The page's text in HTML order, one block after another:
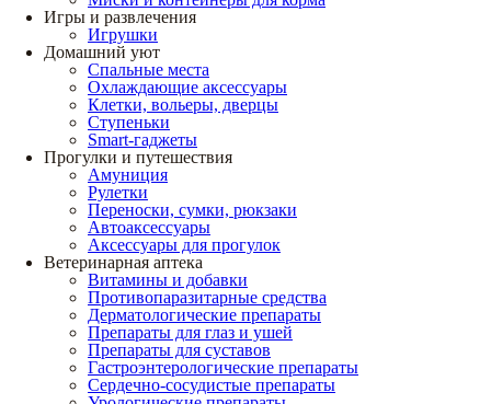
Игры и развлечения
Игрушки
Домашний уют
Спальные места
Охлаждающие аксессуары
Клетки, вольеры, дверцы
Ступеньки
Smart-гаджеты
Прогулки и путешествия
Амуниция
Рулетки
Переноски, сумки, рюкзаки
Автоаксессуары
Аксессуары для прогулок
Ветеринарная аптека
Витамины и добавки
Противопаразитарные средства
Дерматологические препараты
Препараты для глаз и ушей
Препараты для суставов
Гастроэнтерологические препараты
Сердечно-сосудистые препараты